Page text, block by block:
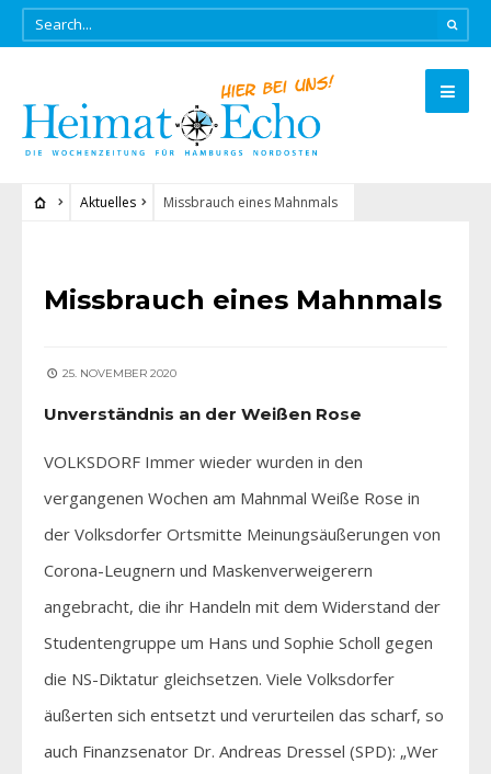
Aktuelles Missbrauch eines Mahnmals
Missbrauch eines Mahnmals
25. NOVEMBER 2020
Unverständnis an der Weißen Rose
VOLKSDORF Immer wieder wurden in den
vergangenen Wochen am Mahnmal Weiße Rose in
der Volksdorfer Ortsmitte Meinungsäußerungen von
Corona-Leugnern und Maskenverweigerern
angebracht, die ihr Handeln mit dem Widerstand der
Studentengruppe um Hans und Sophie Scholl gegen
die NS-Diktatur gleichsetzen. Viele Volksdorfer
äußerten sich entsetzt und verurteilen das scharf, so
auch Finanzsenator Dr. Andreas Dressel (SPD): „Wer